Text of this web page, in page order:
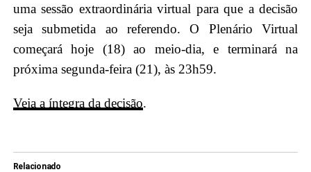
uma sessão extraordinária virtual para que a decisão
seja submetida ao referendo. O Plenário Virtual
começará hoje (18) ao meio-dia, e terminará na
próxima segunda-feira (21), às 23h59.
Veja a íntegra da decisão.
Relacionado